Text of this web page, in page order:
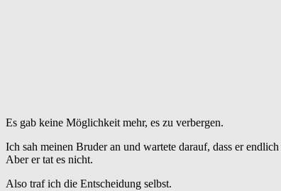
Es gab keine Möglichkeit mehr, es zu verbergen.
Ich sah meinen Bruder an und wartete darauf, dass er
Aber er tat es nicht.
Also traf ich die Entscheidung selbst.